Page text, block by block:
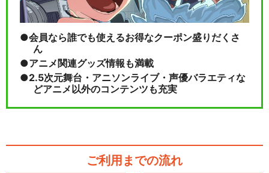
会員なら誰でも使えるお得なクーポン盛りだくさ
ん
アニメ関連グッズ情報も満載
2.5次元舞台・アニソンライブ・声優バラエティな
どアニメ以外のコンテンツも充実
ご利用までの流れ